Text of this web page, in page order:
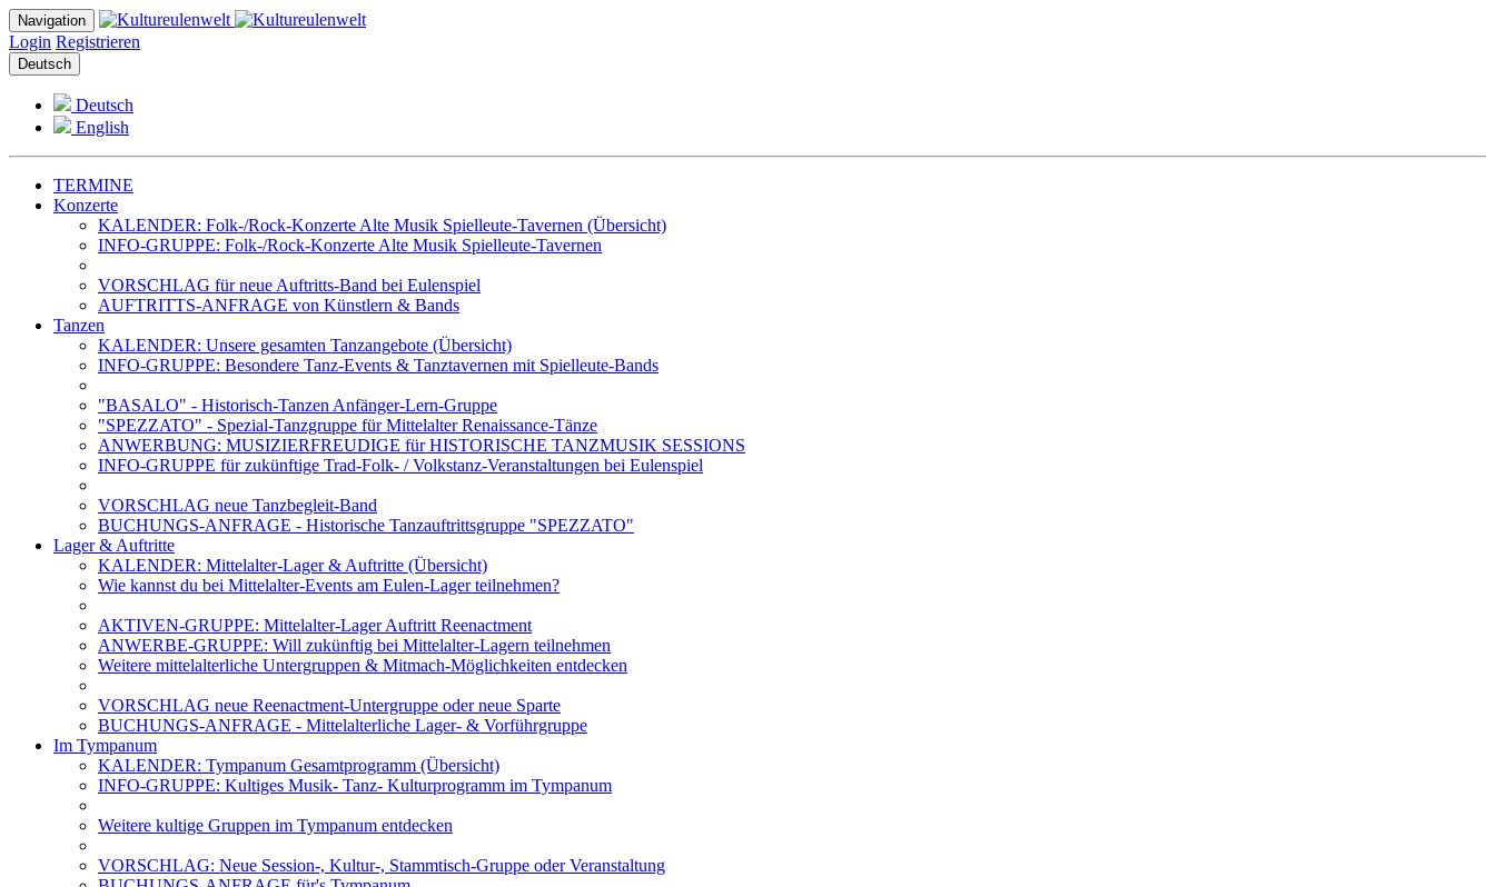
Navigation
Login Registrieren
Deutsch
Deutsch
English
TERMINE
Konzerte
KALENDER: Folk-/Rock-Konzerte Alte Musik Spielleute-Tavernen (Übersicht)
INFO-GRUPPE: Folk-/Rock-Konzerte Alte Musik Spielleute-Tavernen
VORSCHLAG für neue Auftritts-Band bei Eulenspiel
AUFTRITTS-ANFRAGE von Künstlern & Bands
Tanzen
KALENDER: Unsere gesamten Tanzangebote (Übersicht)
INFO-GRUPPE: Besondere Tanz-Events & Tanztavernen mit Spielleute-Bands
"BASALO" - Historisch-Tanzen Anfänger-Lern-Gruppe
"SPEZZATO" - Spezial-Tanzgruppe für Mittelalter Renaissance-Tänze
ANWERBUNG: MUSIZIERFREUDIGE für HISTORISCHE TANZMUSIK SESSIONS
INFO-GRUPPE für zukünftige Trad-Folk- / Volkstanz-Veranstaltungen bei Eulenspiel
VORSCHLAG neue Tanzbegleit-Band
BUCHUNGS-ANFRAGE - Historische Tanzauftrittsgruppe "SPEZZATO"
Lager & Auftritte
KALENDER: Mittelalter-Lager & Auftritte (Übersicht)
Wie kannst du bei Mittelalter-Events am Eulen-Lager teilnehmen?
AKTIVEN-GRUPPE: Mittelalter-Lager Auftritt Reenactment
ANWERBE-GRUPPE: Will zukünftig bei Mittelalter-Lagern teilnehmen
Weitere mittelalterliche Untergruppen & Mitmach-Möglichkeiten entdecken
VORSCHLAG neue Reenactment-Untergruppe oder neue Sparte
BUCHUNGS-ANFRAGE - Mittelalterliche Lager- & Vorführgruppe
Im Tympanum
KALENDER: Tympanum Gesamtprogramm (Übersicht)
INFO-GRUPPE: Kultiges Musik- Tanz- Kulturprogramm im Tympanum
Weitere kultige Gruppen im Tympanum entdecken
VORSCHLAG: Neue Session-, Kultur-, Stammtisch-Gruppe oder Veranstaltung